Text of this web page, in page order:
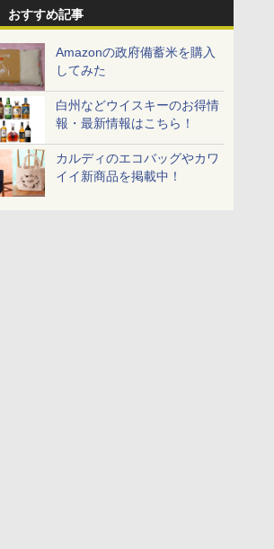
おすすめ記事
Amazonの政府備蓄米を購入
してみた
白州などウイスキーのお得情
報・最新情報はこちら！
カルディのエコバッグやカワ
イイ新商品を掲載中！